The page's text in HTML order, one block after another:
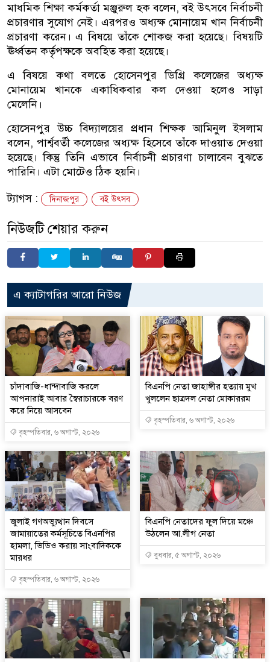
মাধমিক শিক্ষা কর্মকর্তা মঞ্জুরুল হক বলেন, বই উৎসবে নির্বাচনী
প্রচারণার সুযোগ নেই। এরপরও অধ্যক্ষ মোনায়েম খান নির্বাচনী
প্রচারণা করেন। এ বিষয়ে তাঁকে শোকজ করা হয়েছে। বিষয়টি
ঊর্ধ্বতন কর্তৃপক্ষকে অবহিত করা হয়েছে।
এ বিষয়ে কথা বলতে হোসেনপুর ডিগ্রি কলেজের অধ্যক্ষ
মোনায়েম খানকে একাধিকবার কল দেওয়া হলেও সাড়া
মেলেনি।
হোসেনপুর উচ্চ বিদ্যালয়ের প্রধান শিক্ষক আমিনুল ইসলাম
বলেন, পার্শ্ববর্তী কলেজের অধ্যক্ষ হিসেবে তাঁকে দাওয়াত দেওয়া
হয়েছে। কিন্তু তিনি এভাবে নির্বাচনী প্রচারণা চালাবেন বুঝতে
পারিনি। এটা মোটেও ঠিক হয়নি।
ট্যাগস :
দিনাজপুর বই উৎসব
নিউজটি শেয়ার করুন
এ ক্যাটাগরির আরো নিউজ
চাঁদাবাজি-ধান্দাবাজি করলে
আপনারাই আবার স্বৈরাচারকে বরণ
করে নিয়ে আসবেন
বৃহস্পতিবার, ৬ অগাস্ট, ২০২৬
বিএনপি নেতা জাহাঙ্গীর হত্যায় মুখ
খুললেন ছাত্রদল নেতা মোকাররম
বৃহস্পতিবার, ৬ অগাস্ট, ২০২৬
জুলাই গণঅভ্যুত্থান দিবসে
জামায়াতের কর্মসূচিতে বিএনপির
হামলা, ভিডিও করায় সাংবাদিককে
মারধর
বৃহস্পতিবার, ৬ অগাস্ট, ২০২৬
বিএনপি নেতাদের ফুল দিয়ে মঞ্চে
উঠলেন আ.লীগ নেতা
বুধবার, ৫ অগাস্ট, ২০২৬